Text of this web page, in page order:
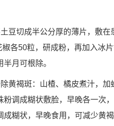
豆切成半公分厚的薄片，敷
各50粒，研成粉，再加入冰
月可根除。
黄褐斑：山楂、橘皮煮汁，
粉调成糊状敷脸，早晚各一次
糊状，早晚食用，可减少黄褐